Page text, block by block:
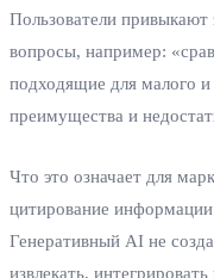
Пользователи
вопросы, например:
подходящие для малого и
преимущества и
Что это означает для
цитирование
Генеративный AI не
извлекать,